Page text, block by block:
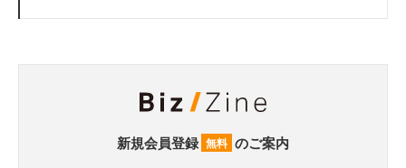
新規会員登録 無料 のご案内